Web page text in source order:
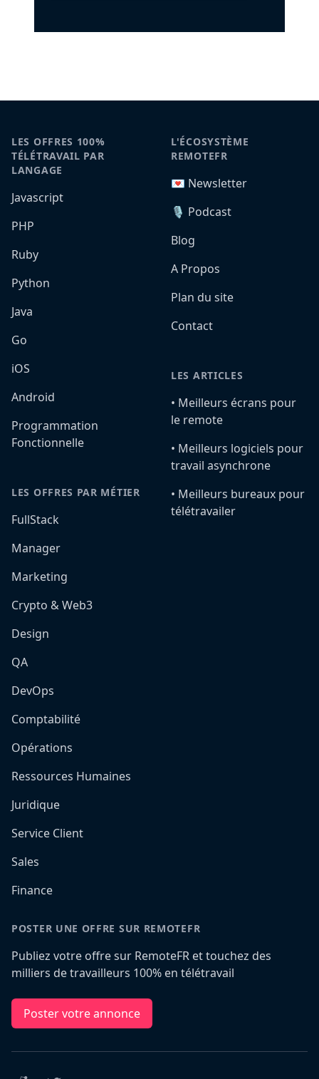
LES OFFRES 100%
TÉLÉTRAVAIL PAR
LANGAGE
Javascript
PHP
Ruby
Python
Java
Go
iOS
Android
Programmation
Fonctionnelle
LES OFFRES PAR MÉTIER
FullStack
Manager
Marketing
Crypto & Web3
Design
QA
DevOps
Comptabilité
Opérations
Ressources Humaines
Juridique
Service Client
Sales
Finance
L'ÉCOSYSTÈME
REMOTEFR
💌 Newsletter
🎙️ Podcast
Blog
A Propos
Plan du site
Contact
LES ARTICLES
•️ Meilleurs écrans pour
le remote
•️ Meilleurs logiciels pour
travail asynchrone
•️ Meilleurs bureaux pour
télétravailer
POSTER UNE OFFRE SUR REMOTEFR
Publiez votre offre sur RemoteFR et touchez des
milliers de travailleurs 100% en télétravail
Poster votre annonce